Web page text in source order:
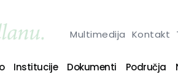
Multimedija Kontakt
Institucije Dokumenti Područja